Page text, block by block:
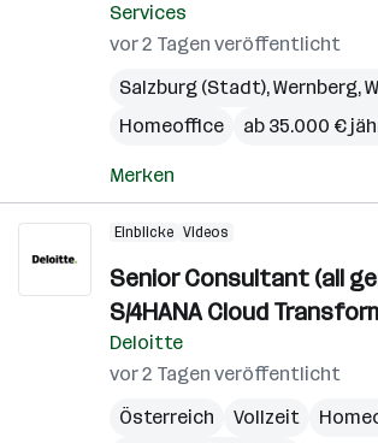
Services
vor 2 Tagen veröffentlicht
Salzburg (Stadt),Wernberg,
Homeoffice
ab 35.000 €
Merken
Einblicke Videos
Senior Consultant (all
S/4HANA Cloud
Deloitte
vor 2 Tagen veröffentlicht
Österreich
Vollzeit